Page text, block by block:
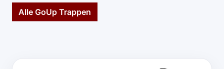
Alle GoUp Trappen